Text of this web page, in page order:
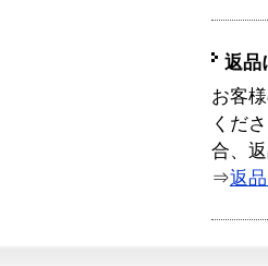
返品
お客
くだ
合、
⇒返